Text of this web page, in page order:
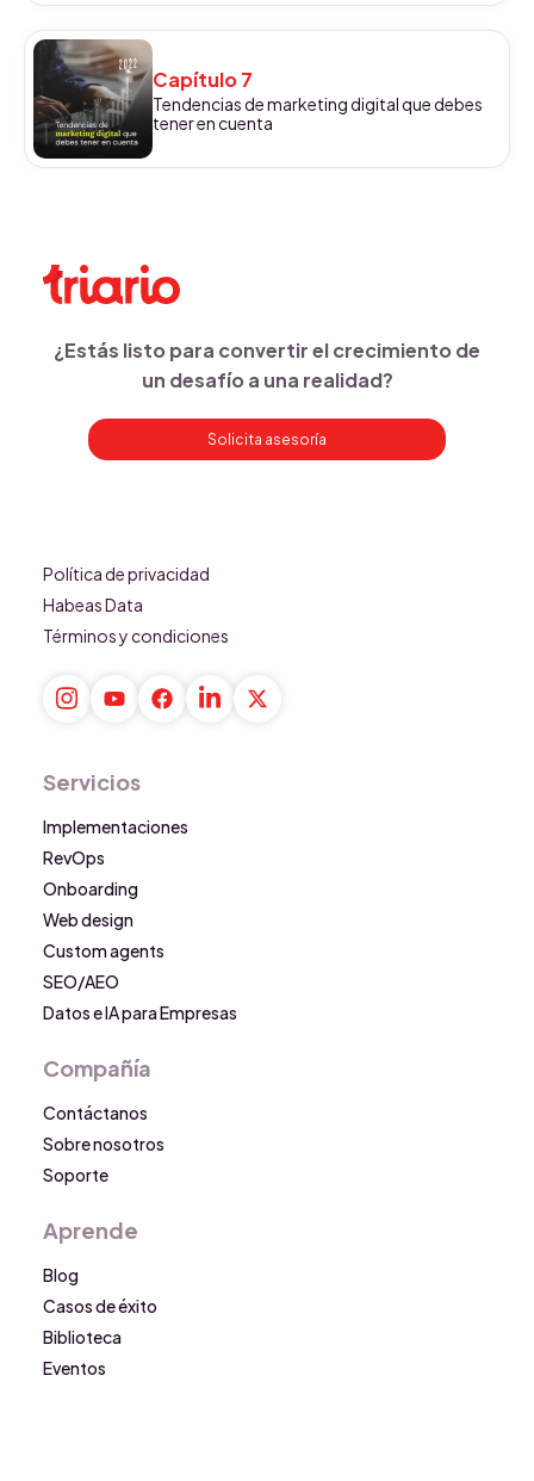
Capítulo 7
Tendencias de marketing digital que debes
tener en cuenta
¿Estás listo para convertir el crecimiento de
un desafío a una realidad?
Solicita asesoría
Política de privacidad
Habeas Data
Términos y condiciones
Servicios
Implementaciones
RevOps
Onboarding
Web design
Custom agents
SEO/AEO
Datos e IA para Empresas
Compañía
Contáctanos
Sobre nosotros
Soporte
Aprende
Blog
Casos de éxito
Biblioteca
Eventos